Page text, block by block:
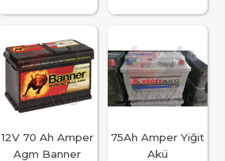
12V 70 Ah Amper
Agm Banner
75Ah Amper Yiğit
Akü